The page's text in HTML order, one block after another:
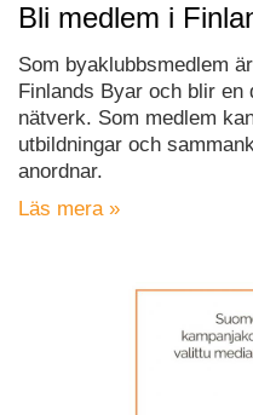
Bli medlem i
Som byaklubbsmedlem
Finlands Byar och blir
nätverk. Som medlem
utbildningar och
anordnar.
Läs mera »